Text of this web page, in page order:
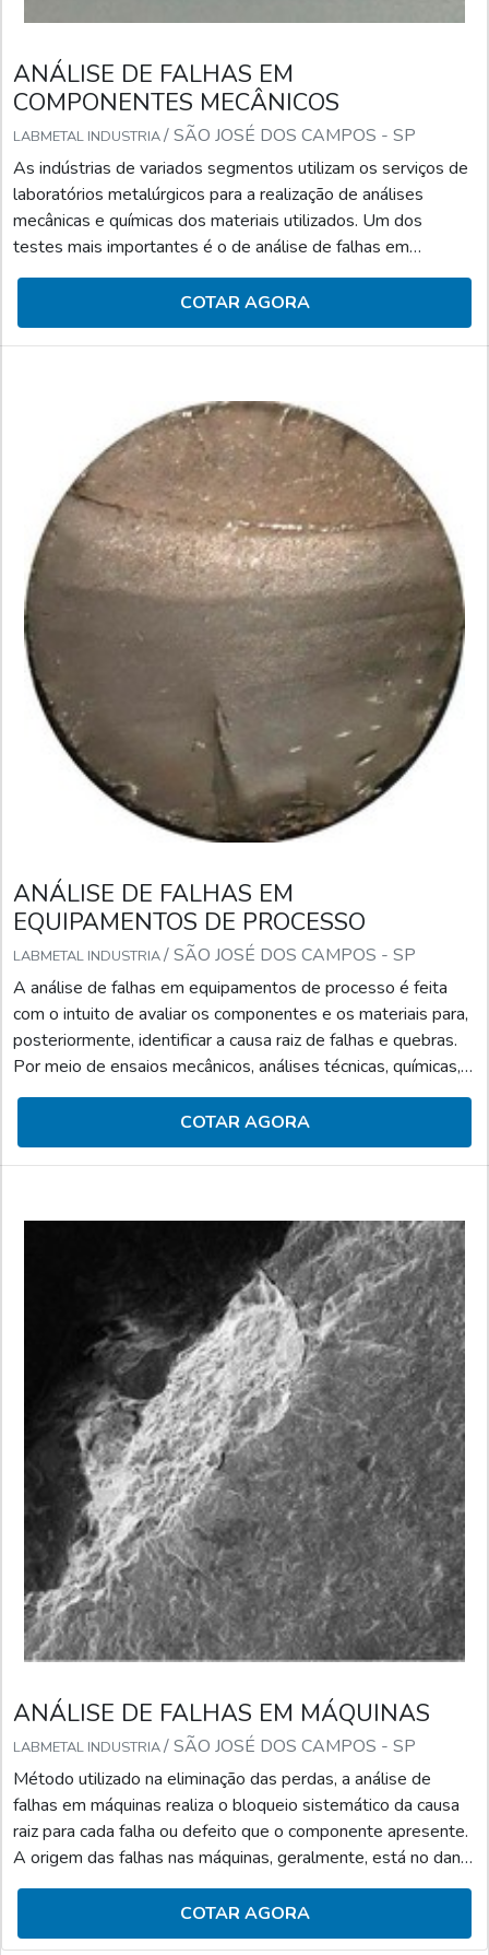
ANÁLISE DE FALHAS EM
COMPONENTES MECÂNICOS
LABMETAL INDUSTRIA/ SÃO JOSÉ DOS CAMPOS - SP
As indústrias de variados segmentos utilizam os serviços de
laboratórios metalúrgicos para a realização de análises
mecânicas e químicas dos materiais utilizados. Um dos
testes mais importantes é o de análise de falhas em
componentes mecânicos que tem como objetivo identificar a
raiz da falha ou quebra através dos ensaios mecânicos
necessários.CARACTERÍSTICAS DA ANÁLISE DE
FALHASÉ importante ressaltar que os laboratórios
COTAR AGORA
ANÁLISE DE FALHAS EM
EQUIPAMENTOS DE PROCESSO
LABMETAL INDUSTRIA/ SÃO JOSÉ DOS CAMPOS - SP
A análise de falhas em equipamentos de processo é feita
com o intuito de avaliar os componentes e os materiais para,
posteriormente, identificar a causa raiz de falhas e quebras.
Por meio de ensaios mecânicos, análises técnicas, químicas,
metalográficas, normativas e de desenhos, a análise de
falhas engloba, também, a consultoria do corpo técnico de
forma totalmente especializada.A RELEVÂNCIA DESSE
TIPO DE ANÁLISE PARA A INDÚSTRIA ATUALPromover
COTAR AGORA
ANÁLISE DE FALHAS EM MÁQUINAS
LABMETAL INDUSTRIA/ SÃO JOSÉ DOS CAMPOS - SP
Método utilizado na eliminação das perdas, a análise de
falhas em máquinas realiza o bloqueio sistemático da causa
raiz para cada falha ou defeito que o componente apresente.
A origem das falhas nas máquinas, geralmente, está no dano
que sofrem as peças componentes devido ao funcionamento
contínuo e a análise de falhas nas máquinas descobre essa
origem e toma as devidas precauções para que não ocorram
COTAR AGORA